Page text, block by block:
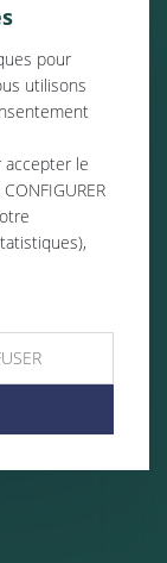
pour
utilisons
accepter le